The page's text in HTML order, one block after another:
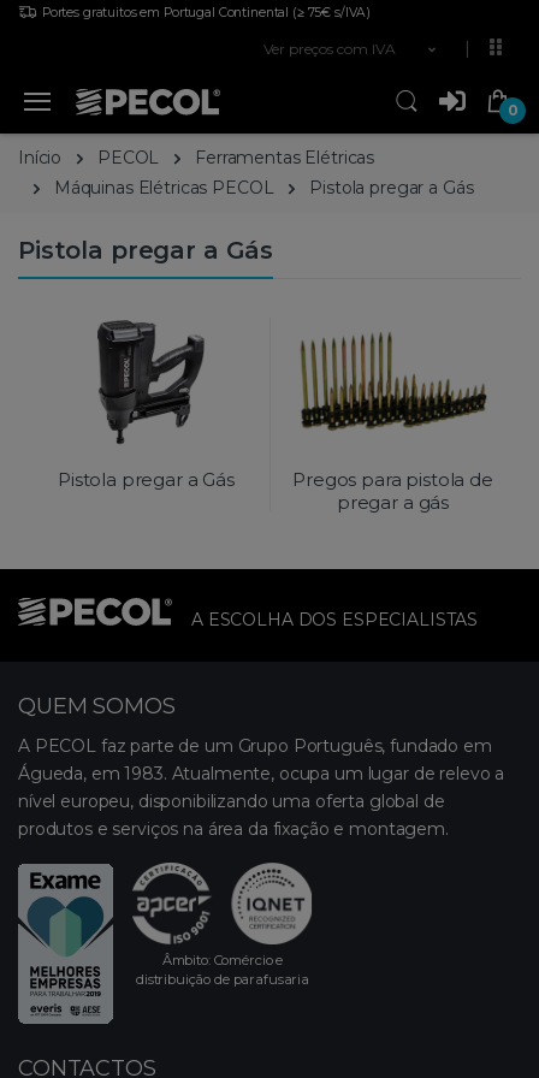
Portes gratuitos em Portugal Continental (≥ 75€ s/IVA)
Ver preços com IVA
0
Início PECOL
Ferramentas Elétricas
Máquinas Elétricas PECOL
Pistola pregar a Gás
Pistola pregar a Gás
Pistola pregar a Gás
Pregos para pistola de
pregar a gás
A ESCOLHA DOS ESPECIALISTAS
QUEM SOMOS
A PECOL faz parte de um Grupo Português, fundado em
Águeda, em 1983. Atualmente, ocupa um lugar de relevo a
nível europeu, disponibilizando uma oferta global de
produtos e serviços na área da fixação e montagem.
Âmbito: Comércio e
distribuição de parafusaria
CONTACTOS